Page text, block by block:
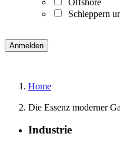
Schleppern
Home
Die Essenz moderner
Industrie